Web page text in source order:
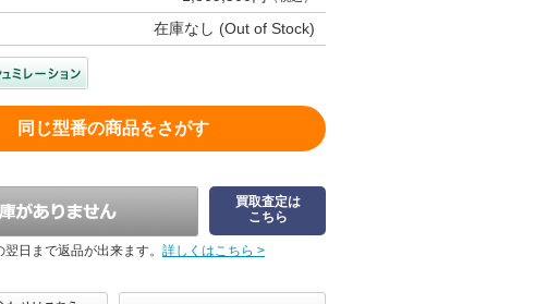
在庫なし (Out of Stock)
同じ型番の商品をさがす
買取査定は
こちら
日まで返品が出来ます。 詳しくはこちら >